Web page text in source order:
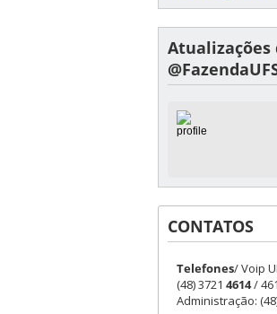
CONTATOS
Telefones/ Voip
(48) 3721 4614/
Administração: